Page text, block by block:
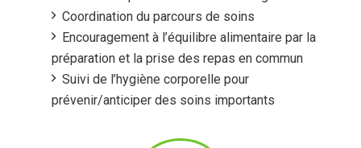
Coordination du parcours de soins
Encouragement à l’équilibre alimentaire par la
préparation et la prise des repas en commun
Suivi de l’hygiène corporelle pour
prévenir/anticiper des soins importants